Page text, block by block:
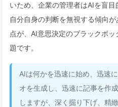
いため、企業の管理者はAIを盲
自分自身の判断を無視する傾向
点が、AI意思決定のブラックボ
題です。
AIは何かを迅速に始め、迅速
オを生成し、迅速に記事を作
しますが、深く掘り下げ、精